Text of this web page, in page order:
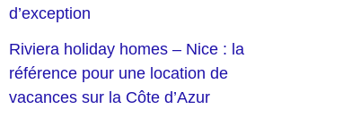
d’exception
Riviera holiday homes – Nice : la
référence pour une location de
vacances sur la Côte d’Azur